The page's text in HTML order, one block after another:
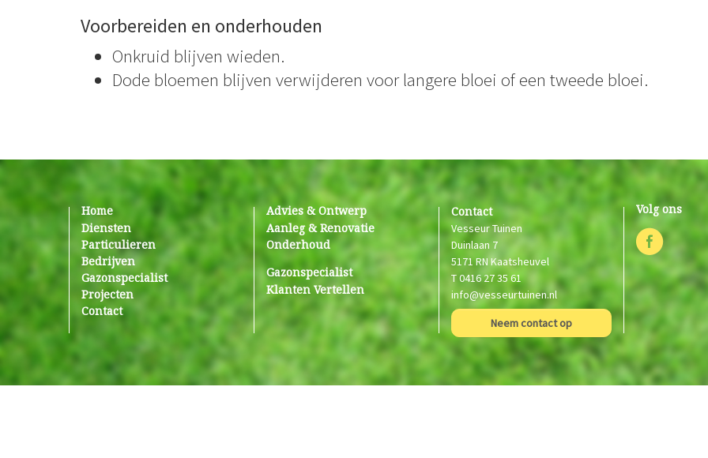
Voorbereiden en onderhouden
Onkruid blijven wieden.
Dode bloemen blijven verwijderen voor langere bloei of een tweede bloei.
Home
Diensten
Particulieren
Bedrijven
Gazonspecialist
Projecten
Contact
Advies & Ontwerp
Aanleg & Renovatie
Onderhoud
Gazonspecialist
Klanten Vertellen
Contact
Vesseur Tuinen
Duinlaan 7
5171 RN Kaatsheuvel
T0416 27 35 61
info@vesseurtuinen.nl
Neem contact op
Volg ons